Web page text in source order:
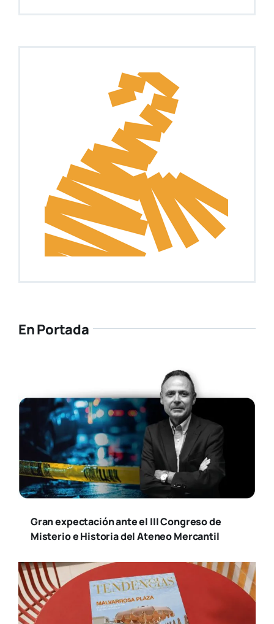
En Portada
Gran expectación ante el III Congreso de
Misterio e Historia del Ateneo Mercantil